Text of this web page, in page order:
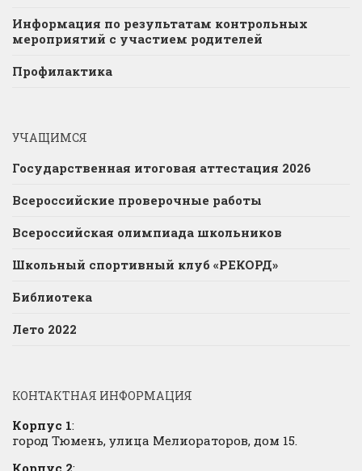
Информация по результатам контрольных
мероприятий с участием родителей
Профилактика
УЧАЩИМСЯ
Государственная итоговая аттестация 2026
Всероссийские проверочные работы
Всероссийская олимпиада школьников
Школьный спортивный клуб «РЕКОРД»
Библиотека
Лето 2022
КОНТАКТНАЯ ИНФОРМАЦИЯ
Корпус 1:
город Тюмень, улица Мелиораторов, дом 15.
Корпус 2: